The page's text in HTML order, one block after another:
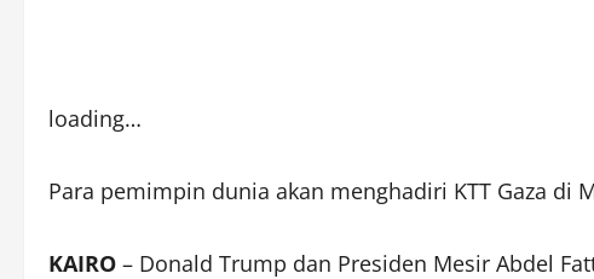
loading…
Para pemimpin dunia akan menghadiri KTT Gaza di
KAIRO – Donald Trump dan Presiden Mesir Abdel